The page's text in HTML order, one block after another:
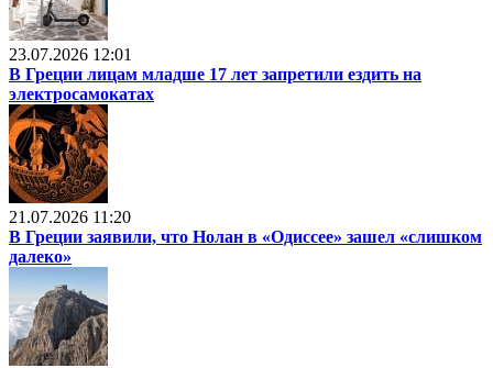
23.07.2026 12:01
В Греции лицам младше 17 лет запретили ездить на
электросамокатах
21.07.2026 11:20
В Греции заявили, что Нолан в «Одиссее» зашел «слишком
далеко»